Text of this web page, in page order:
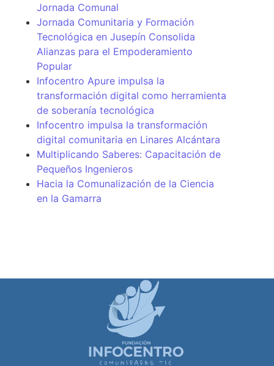
Jornada Comunal
Jornada Comunitaria y Formación
Tecnológica en Jusepín Consolida
Alianzas para el Empoderamiento
Popular
Infocentro Apure impulsa la
transformación digital como herramienta
de soberanía tecnológica
Infocentro impulsa la transformación
digital comunitaria en Linares Alcántara
Multiplicando Saberes: Capacitación de
Pequeños Ingenieros
Hacia la Comunalización de la Ciencia
en la Gamarra